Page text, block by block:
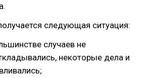
следующая ситуация:
случаев не
некоторые дела и